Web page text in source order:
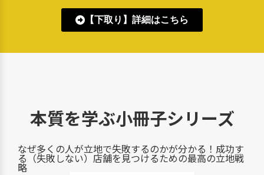
【下取り】詳細はこちら
本質を学ぶ小冊子シリーズ
なぜ多くの人が立地で失敗するのかが分かる！成功す
る（失敗しない）店舗を見つけるための最高の立地戦
略